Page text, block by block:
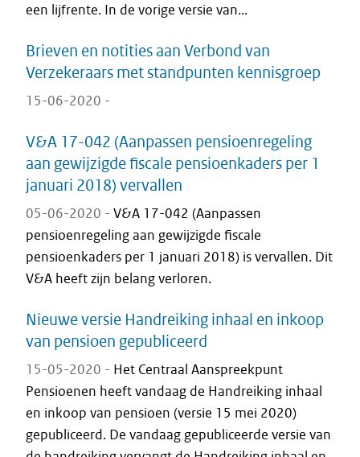
een lijfrente. In de vorige versie van...
Brieven en notities aan Verbond van
Verzekeraars met standpunten kennisgroep
15-06-2020 -
V&A 17-042 (Aanpassen pensioenregeling
aan gewijzigde fiscale pensioenkaders per 1
januari 2018) vervallen
05-06-2020 - V&A 17-042 (Aanpassen
pensioenregeling aan gewijzigde fiscale
pensioenkaders per 1 januari 2018) is vervallen. Dit
V&A heeft zijn belang verloren.
Nieuwe versie Handreiking inhaal en inkoop
van pensioen gepubliceerd
15-05-2020 - Het Centraal Aanspreekpunt
Pensioenen heeft vandaag de Handreiking inhaal
en inkoop van pensioen (versie 15 mei 2020)
gepubliceerd. De vandaag gepubliceerde versie van